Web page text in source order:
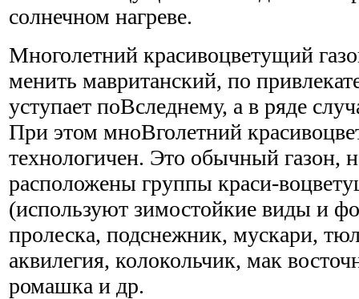
солнечном нагреве.
Многолетний красивоцветущий
менить мавританский, по
уступает поВ­следнему, а в ряде
При этом мноВ­голетний
технологичен. Это обычный газон,
расположены группы краси-
(используют зимостойкие виды и
пролеска, подснежник, мускари,
аквилегия, колокольчик, мак
ромашка и др.